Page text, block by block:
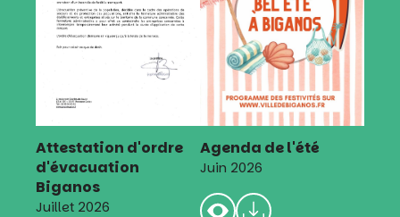
Attestation d'ordre
d'évacuation
Biganos
Juillet 2026
Agenda de l'été
Juin 2026